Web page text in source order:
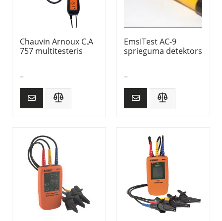
Chauvin Arnoux C.A
757 multitesteris
–
EmsITest AC-9
sprieguma detektors
–